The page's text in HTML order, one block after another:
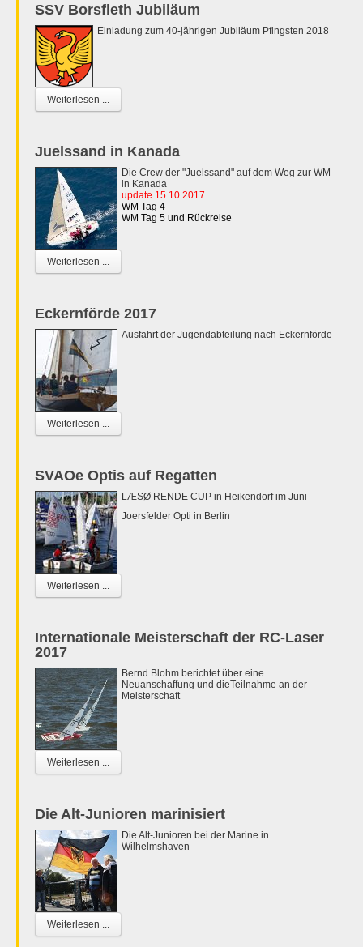
SSV Borsfleth Jubiläum
Einladung zum 40-jährigen Jubiläum Pfingsten 2018
Weiterlesen ...
Juelssand in Kanada
Die Crew der "Juelssand" auf dem Weg zur WM
in Kanada
update 15.10.2017
WM Tag 4
WM Tag 5 und Rückreise
Weiterlesen ...
Eckernförde 2017
Ausfahrt der Jugendabteilung nach Eckernförde
Weiterlesen ...
SVAOe Optis auf Regatten
LÆSØ RENDE CUP in Heikendorf im Juni
Joersfelder Opti in Berlin
Weiterlesen ...
Internationale Meisterschaft der RC-Laser
2017
Bernd Blohm berichtet über eine
Neuanschaffung und dieTeilnahme an der
Meisterschaft
Weiterlesen ...
Die Alt-Junioren marinisiert
Die Alt-Junioren bei der Marine in
Wilhelmshaven
Weiterlesen ...